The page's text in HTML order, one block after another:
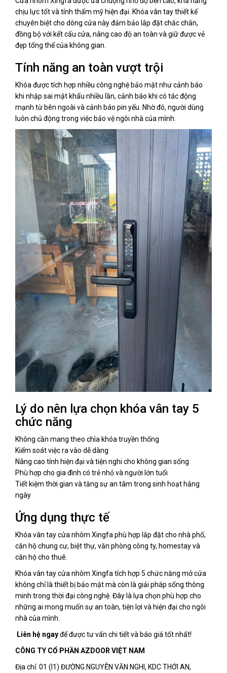
chịu lực tốt và tính thẩm mỹ hiện đại. Khóa vân tay thiết kế
chuyên biệt cho dòng cửa này đảm bảo lắp đặt chắc chắn,
đồng bộ với kết cấu cửa, nâng cao độ an toàn và giữ được vẻ
đẹp tổng thể của không gian.
Tính năng an toàn vượt trội
Khóa được tích hợp nhiều công nghệ bảo mật như cảnh báo
khi nhập sai mật khẩu nhiều lần, cảnh báo khi có tác động
mạnh từ bên ngoài và cảnh báo pin yếu. Nhờ đó, người dùng
luôn chủ động trong việc bảo vệ ngôi nhà của mình.
Lý do nên lựa chọn khóa vân tay 5
chức năng
Không cần mang theo chìa khóa truyền thống
Kiểm soát việc ra vào dễ dàng
Nâng cao tính hiện đại và tiện nghi cho không gian sống
Phù hợp cho gia đình có trẻ nhỏ và người lớn tuổi
Tiết kiệm thời gian và tăng sự an tâm trong sinh hoạt hằng
ngày
Ứng dụng thực tế
Khóa vân tay cửa nhôm Xingfa phù hợp lắp đặt cho nhà phố,
căn hộ chung cư, biệt thự, văn phòng công ty, homestay và
căn hộ cho thuê.
Khóa vân tay cửa nhôm Xingfa tích hợp 5 chức năng mở cửa
không chỉ là thiết bị bảo mật mà còn là giải pháp sống thông
minh trong thời đại công nghệ. Đây là lựa chọn phù hợp cho
những ai mong muốn sự an toàn, tiện lợi và hiện đại cho ngôi
nhà của mình.
Liên hệ ngayđể được tư vấn chi tiết và báo giá tốt nhất!
CÔNG TY CỔ PHẦN AZDOOR VIỆT NAM
Địa chỉ: 01 (I1) ĐƯỜNG NGUYỄN VĂN NGHI, KDC THỚI AN,